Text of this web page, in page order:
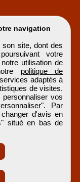
navigation
site, dont des
votre
utilisation de
politique de
adaptés à
de visites.
vos
Par
d'avis en
situé en bas de